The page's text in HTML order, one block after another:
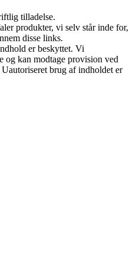
tilladelse.
produkter, vi selv står inde for,
disse links.
er beskyttet. Vi
og kan modtage provision ved
brug af indholdet er